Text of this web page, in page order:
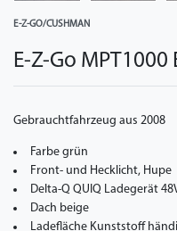
E-Z-GO/CUSHMAN
E-Z-Go MPT1000
Gebrauchtfahrzeug aus 2008
Farbe grün
Front- und Hecklicht, Hupe
Delta-Q QUIQ Ladegerät
Dach beige
Ladefläche Kunststoff